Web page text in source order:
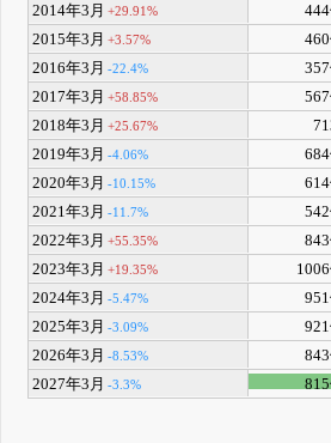
2014年3月 +29.91%
2015年3月 +3.57%
2016年3月 -22.4%
2017年3月 +58.85%
2018年3月 +25.67%
2019年3月 -4.06%
2020年3月 -10.15%
2021年3月 -11.7%
2022年3月 +55.35%
2023年3月 +19.35%
2024年3月 -5.47%
2025年3月 -3.09%
2026年3月 -8.53%
2027年3月 -3.3%